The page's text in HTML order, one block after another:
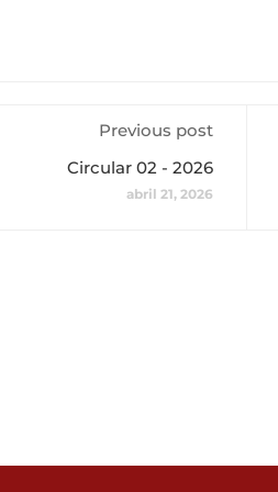
Previous post
Circular 02 - 2026
abril 21, 2026